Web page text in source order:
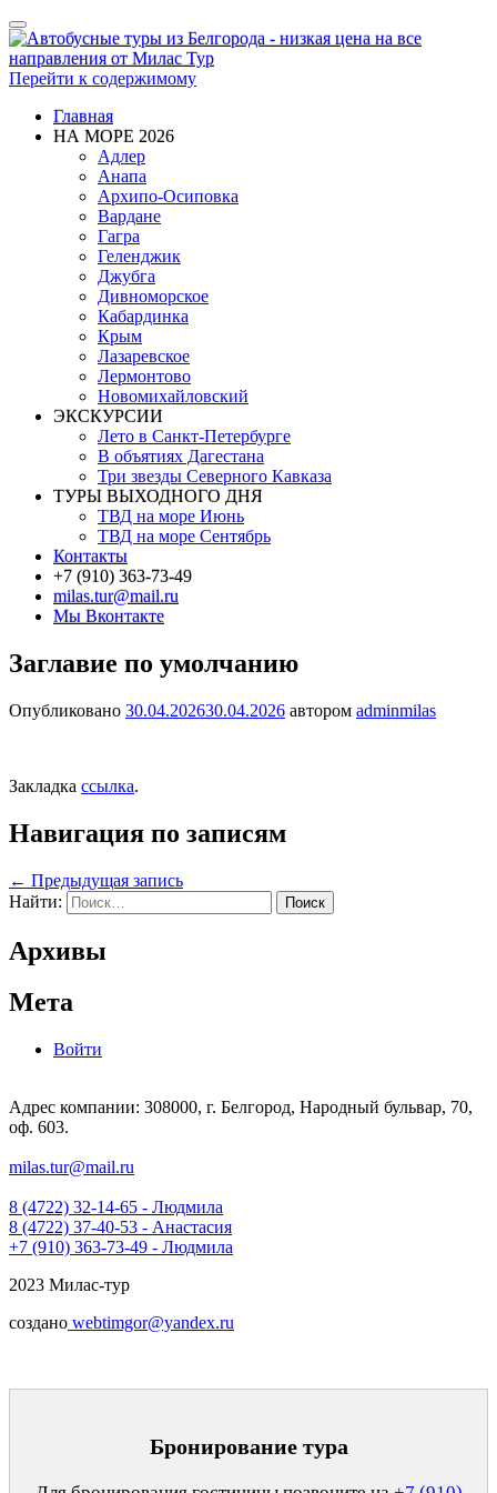
Показать/
Скрыть
навигацию
Перейти к содержимому
Главная
НА МОРЕ 2026
Адлер
Анапа
Архипо-Осиповка
Вардане
Гагра
Геленджик
Джубга
Дивноморское
Кабардинка
Крым
Лазаревское
Лермонтово
Новомихайловский
ЭКСКУРСИИ
Лето в Санкт-Петербурге
В объятиях Дагестана
Три звезды Северного Кавказа
ТУРЫ ВЫХОДНОГО ДНЯ
ТВД на море Июнь
ТВД на море Сентябрь
Контакты
+7 (910) 363-73-49
milas.tur@mail.ru
Мы Вконтакте
Заглавие по умолчанию
Опубликовано 30.04.202630.04.2026 автором adminmilas
Закладка ссылка.
Навигация по записям
← Предыдущая запись
Найти:
Архивы
Мета
Войти
Адрес компании: 308000, г. Белгород, Народный бульвар, 70,
оф. 603.
milas.tur@mail.ru
8 (4722) 32-14-65 - Людмила
8 (4722) 37-40-53 - Анастасия
+7 (910) 363-73-49 - Людмила
2023 Милас-тур
создано webtimgor@yandex.ru
Бронирование тура